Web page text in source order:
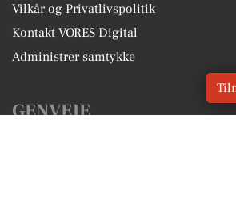
Vilkår og Privatlivspolitik
Kontakt VORES Digital
Administrer samtykke
GENVEJE